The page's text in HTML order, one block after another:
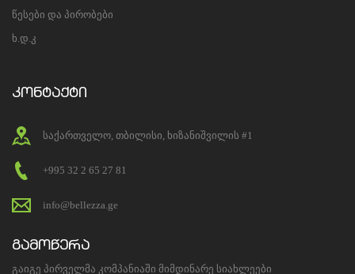
წესები და პირობები
ხ.დ.კ
კონტაქტი
საქართველო, თბილისი, ხიზანიშვილის #1
+995 32 2 65 27 81
info@bellezza.ge
გამოწერა
გაიგე პირველმა კომპანიაში მიმდინარე სიახლეები